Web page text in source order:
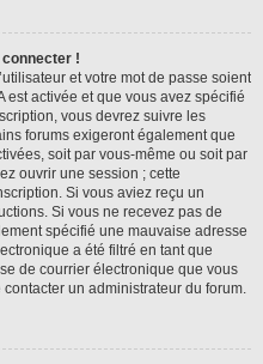
!
et votre mot de passe soient
est activée et que vous avez spécifié
vous devrez suivre les
forums exigeront également que
soit par vous-même ou soit par
ouvrir une session ; cette
Si vous aviez reçu un
Si vous ne recevez pas de
spécifié une mauvaise adresse
a été filtré en tant que
de courrier électronique que vous
un administrateur du forum.